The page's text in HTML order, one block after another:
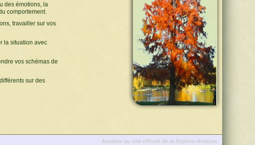
des émotions, la
comportement.
travailler sur vos
la situation avec
vos schémas de
sur des
Accéder au site officiel de la Sophro-Analyse